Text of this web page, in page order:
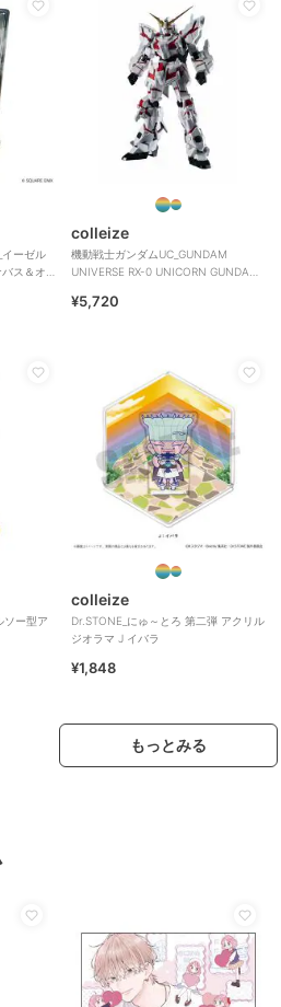
イーゼル
ス＆オ
colleize
機動戦士ガンダムUC_GUNDAM
UNIVERSE RX-0 UNICORN GUNDAM
¥5,720
ソー型ア
colleize
Dr.STONE_にゅ～とろ 第二弾 アクリル
ジオラマ J イバラ
¥1,848
もっとみる